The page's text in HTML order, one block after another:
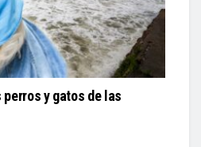
y gatos de las